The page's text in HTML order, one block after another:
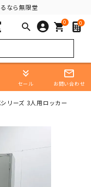
なら無限堂
search 0
shopping_cart 0
keyboard_double_arrow_down
セール
mail_outline
お問い合わせ
リーズ 3人用ロッカー